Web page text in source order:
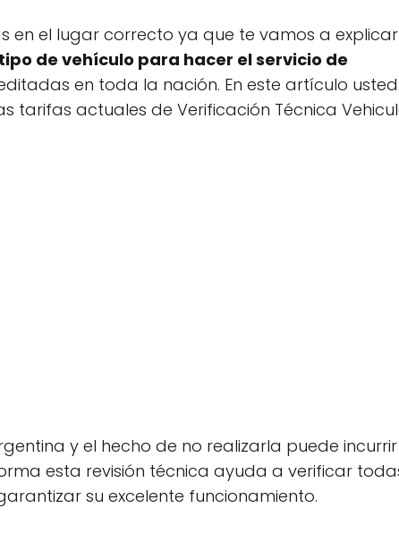
en el lugar correcto ya que te vamos a explicar
de vehículo para hacer el servicio de
en toda la nación. En este artículo usted
tarifas actuales de Verificación Técnica
y el hecho de no realizarla puede
esta revisión técnica ayuda a verificar
su excelente funcionamiento.